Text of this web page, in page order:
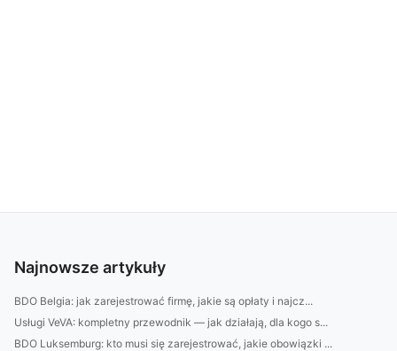
Najnowsze artykuły
BDO Belgia: jak zarejestrować firmę, jakie są opłaty i najcz...
Usługi VeVA: kompletny przewodnik — jak działają, dla kogo s...
BDO Luksemburg: kto musi się zarejestrować, jakie obowiązki ...